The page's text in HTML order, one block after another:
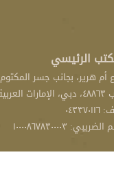
الرئيسي
أم هرير، بجانب جسر المكتوم
٠٤٣٣٧٠١١٦
١٠٠٠٠٨٦٧٨٣٠٠٠٠٣